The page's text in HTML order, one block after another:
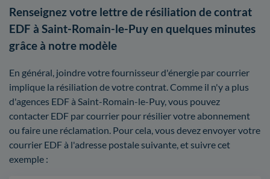
Renseignez votre lettre de résiliation de contrat
EDF à Saint-Romain-le-Puy en quelques minutes
grâce à notre modèle
En général, joindre votre fournisseur d'énergie par courrier
implique la résiliation de votre contrat. Comme il n'y a plus
d'agences EDF à Saint-Romain-le-Puy, vous pouvez
contacter EDF par courrier pour résilier votre abonnement
ou faire une réclamation. Pour cela, vous devez envoyer votre
courrier EDF à l'adresse postale suivante, et suivre cet
exemple :